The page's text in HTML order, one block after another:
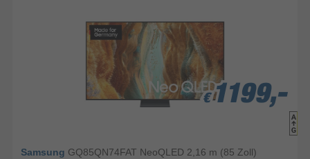
€ 1199,-
€ 1199,-
€ 1199,-
Samsung GQ85QN74FAT NeoQLED 2,16 m (85 Zoll)